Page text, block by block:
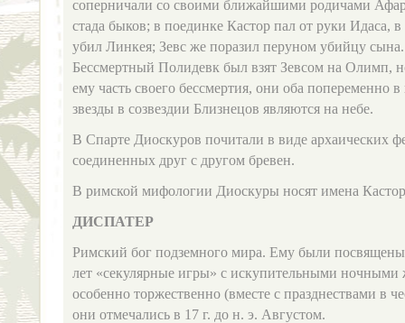
соперничали со своими ближайшими родичами
стада быков; в поединке Кастор пал от руки Идаса,
убил Линкея; Зевс же поразил перуном убийцу
Бессмертный Полидевк был взят Зевсом на Олимп,
ему часть своего бессмертия, они оба попеременно
звезды в созвездии Близнецов являются на небе.
В Спарте Диоскуров почитали в виде архаических
соединенных друг с другом бревен.
В римской мифологии Диоскуры носят имена
ДИСПАТЕР
Римский бог подземного мира. Ему были посвящены
лет «секулярные игры» с искупительными
особенно торжественно (вместе с празднествами в
они отмечались в 17 г. до н. э. Августом.